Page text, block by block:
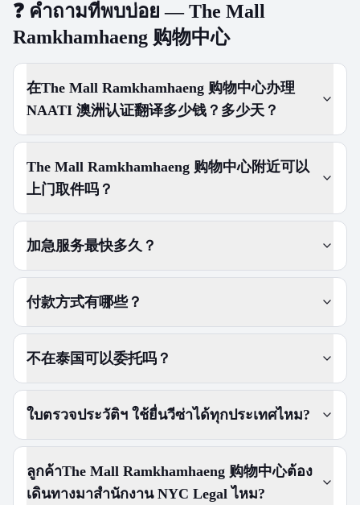
❓ คำถามที่พบบ่อย — The Mall
Ramkhamhaeng 购物中心
在The Mall Ramkhamhaeng 购物中心办理
NAATI 澳洲认证翻译多少钱？多少天？
The Mall Ramkhamhaeng 购物中心附近可以
上门取件吗？
加急服务最快多久？
付款方式有哪些？
不在泰国可以委托吗？
ใบตรวจประวัติฯ ใช้ยื่นวีซ่าได้ทุกประเทศไหม?
ลูกค้าThe Mall Ramkhamhaeng 购物中心ต้อง
เดินทางมาสำนักงาน NYC Legal ไหม?